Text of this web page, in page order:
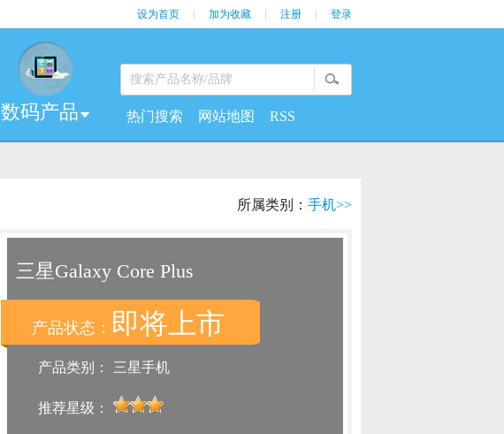
设为首页 加为收藏 注册 登录
数码产品 热门搜索 网站地图 RSS
所属类别： 手机>>
三星Galaxy Core Plus
产品状态： 即将上市
产品类别： 三星手机
推荐星级：